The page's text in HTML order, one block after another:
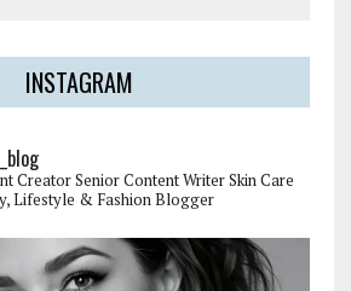
INSTAGRAM
CreatorSenior Content WriterSkin Care
Lifestyle & Fashion Blogger